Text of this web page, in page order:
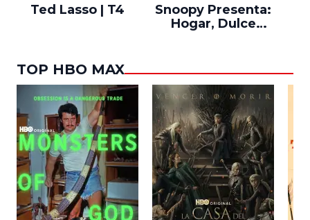
Ted Lasso | T4
Snoopy Presenta:
Hogar, Dulce
TOP HBO MAX